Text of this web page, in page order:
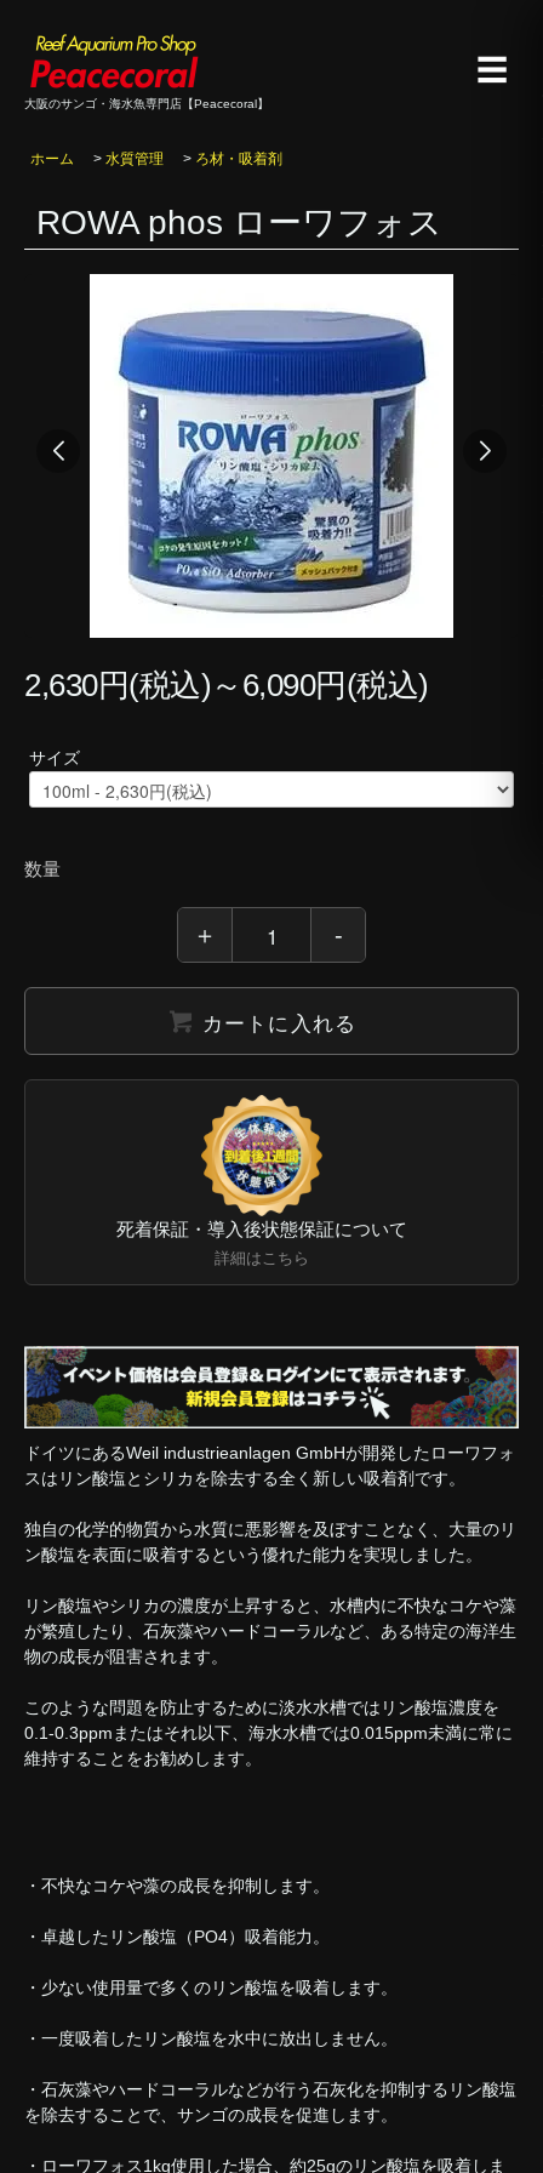
大阪のサンゴ・海水魚専門店【Peacecoral】
☰
ホーム > 水質管理 > ろ材・吸着剤
ROWA phos ローワフォス
2,630円(税込)～6,090円(税込)
サイズ
数量
カートに入れる
死着保証・導入後状態保証について
詳細はこちら
ドイツにあるWeil industrieanlagen GmbHが開発したローワフォ
スはリン酸塩とシリカを除去する全く新しい吸着剤です。
独自の化学的物質から水質に悪影響を及ぼすことなく、大量のリ
ン酸塩を表面に吸着するという優れた能力を実現しました。
リン酸塩やシリカの濃度が上昇すると、水槽内に不快なコケや藻
が繁殖したり、石灰藻やハードコーラルなど、ある特定の海洋生
物の成長が阻害されます。
このような問題を防止するために淡水水槽ではリン酸塩濃度を
0.1-0.3ppmまたはそれ以下、海水水槽では0.015ppm未満に常に
維持することをお勧めします。
・不快なコケや藻の成長を抑制します。
・卓越したリン酸塩（PO4）吸着能力。
・少ない使用量で多くのリン酸塩を吸着します。
・一度吸着したリン酸塩を水中に放出しません。
・石灰藻やハードコーラルなどが行う石灰化を抑制するリン酸塩
を除去することで、サンゴの成長を促進します。
・ローワフォス1kg使用した場合、約25gのリン酸塩を吸着しま